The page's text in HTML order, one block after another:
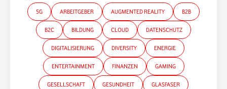
5G ARBEITGEBER AUGMENTED REALITY B2B
B2C BILDUNG CLOUD DATENSCHUTZ
DIGITALISIERUNG DIVERSITY ENERGIE
ENTERTAINMENT FINANZEN GAMING
GESELLSCHAFT GESUNDHEIT GLASFASER